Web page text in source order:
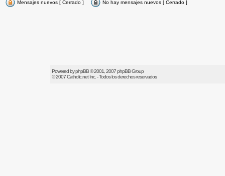
Mensajes nuevos [ Cerrado ] No hay mensajes nuevos [ Cerrado ]
Powered byphpBB© 2001, 2007 phpBB Group
© 2007Catholic.netInc. - Todos los derechos reservados